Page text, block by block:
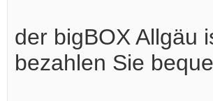
der bigBOX Allgäu
bezahlen Sie